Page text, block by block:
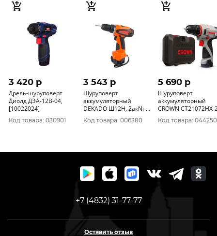
3 420 p
Дрель-шуруповерт
Диолд ДЭА-12В-04,
[10022024]
Код товара: 030901
3 543 p
Шуруповерт
аккумуляторный
DEKADO Ш12H, 2акNi-
cd 12В, 1, 5А/ч, 2ск
30110720112
Код товара: 006380
5 690 p
Шуруповерт
аккумуляторный
CROWN CT21072HX-
BMC (12 В, 2 А*Ч, 0-
1250/МИН)
Код товара: 044250
+7 (4832) 31-77-77
Оставить отзыв